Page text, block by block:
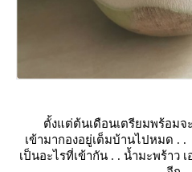
ตั้งแต่ต้นเดือนเตรียมพร้อม
เข้ามากองอยู่เต็มบ้านไปหมด .
เป็นอะไรที่เข้ากัน . . น้ำมะพร้าว